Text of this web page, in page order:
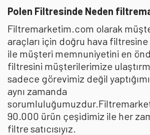
Polen Filtresinde Neden
Filtremarketim.com olarak
araçları için doğru hava
ile müşteri memnuniyetini en
filtresini müşterilerimize
sadece görevimiz değil
aynı zamanda
90.000 ürün çeşidimiz ile her
filtre satıcısıyız.